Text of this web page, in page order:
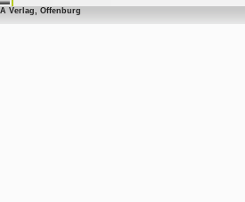
Verlag, Offenburg